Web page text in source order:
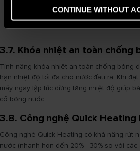
CONTINUE WITHOUT
toàn cho người dùng suốt quá
3.7. Khóa nhiệt an toàn chống
Tính năng khóa nhiệt an toàn chống bỏng
hạn nhiệt độ tối đa cho nước đầu ra. Khi
máy ngay lập tức dừng tăng nhiệt độ giúp
cố bỏng nước.
3.8. Công nghệ Quick Heating
Công nghệ Quick Heating có khả năng rút
nước (nhanh hơn đến 20% - 30% so với